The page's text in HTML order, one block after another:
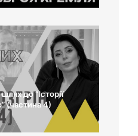
до “Історії
(частина 4)